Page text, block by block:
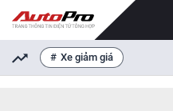
Xe giảm giá